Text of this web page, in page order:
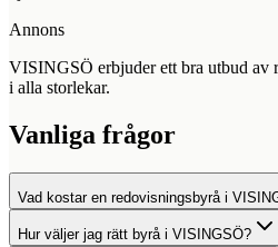
Annons
VISINGSÖ erbjuder ett bra utbud av
i alla storlekar.
Vanliga frågor
Vad kostar en redovisningsbyrå i
Hur väljer jag rätt byrå i VISINGSÖ?